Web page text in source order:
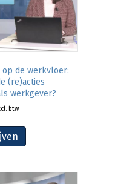
op de werkvloer:
(re)acties
werkgever?
btw